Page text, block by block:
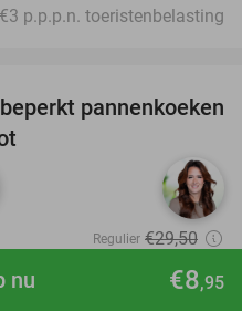
€8,95
nu
p.p.p.n. toeristenbelasting
30%
pannenkoeken
9.2star
Regulier €29,50
€20 ,75